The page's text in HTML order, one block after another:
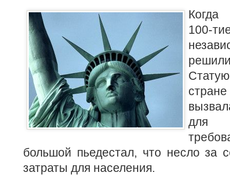
для
большой пьедестал, что несло за
затраты для населения.